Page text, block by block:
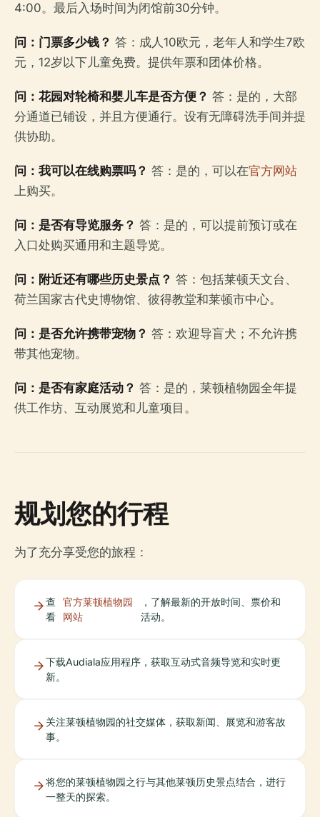
4:00。最后入场时间为闭馆前30分钟。
问：门票多少钱？ 答：成人10欧元，老年人和学生7欧
元，12岁以下儿童免费。提供年票和团体价格。
问：花园对轮椅和婴儿车是否方便？ 答：是的，大部
分通道已铺设，并且方便通行。设有无障碍洗手间并提
供协助。
问：我可以在线购票吗？ 答：是的，可以在官方网站
上购买。
问：是否有导览服务？ 答：是的，可以提前预订或在
入口处购买通用和主题导览。
问：附近还有哪些历史景点？ 答：包括莱顿天文台、
荷兰国家古代史博物馆、彼得教堂和莱顿市中心。
问：是否允许携带宠物？ 答：欢迎导盲犬；不允许携
带其他宠物。
问：是否有家庭活动？ 答：是的，莱顿植物园全年提
供工作坊、互动展览和儿童项目。
规划您的行程
为了充分享受您的旅程：
查
看
官方莱顿植物园
网站
，了解最新的开放时间、票价和
活动。
下载Audiala应用程序，获取互动式音频导览和实时更
新。
关注莱顿植物园的社交媒体，获取新闻、展览和游客故
事。
将您的莱顿植物园之行与其他莱顿历史景点结合，进行
一整天的探索。